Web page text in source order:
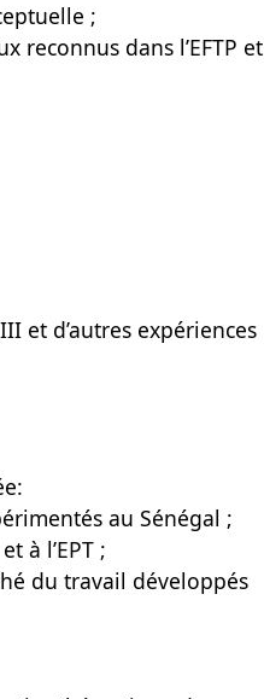
;
reconnus dans l’EFTP et
et d’autres expériences
au Sénégal ;
à l’EPT ;
du travail développés